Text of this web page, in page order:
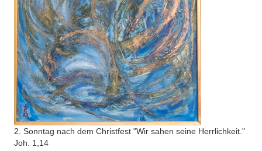
2. Sonntag nach dem Christfest "Wir sahen seine Herrlichkeit."
Joh. 1,14